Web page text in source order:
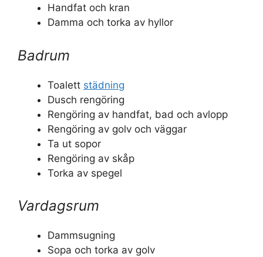
Handfat och kran
Damma och torka av hyllor
Badrum
Toalett städning
Dusch rengöring
Rengöring av handfat, bad och avlopp
Rengöring av golv och väggar
Ta ut sopor
Rengöring av skåp
Torka av spegel
Vardagsrum
Dammsugning
Sopa och torka av golv